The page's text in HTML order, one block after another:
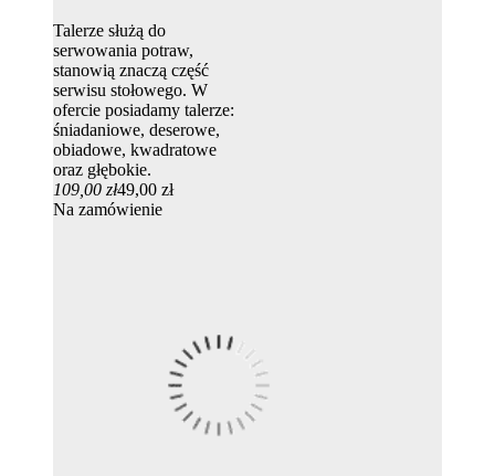
Talerze służą do
serwowania potraw,
stanowią znaczą część
serwisu stołowego. W
ofercie posiadamy talerze:
śniadaniowe, deserowe,
obiadowe, kwadratowe
oraz głębokie.
109,00 zł49,00 zł
Na zamówienie